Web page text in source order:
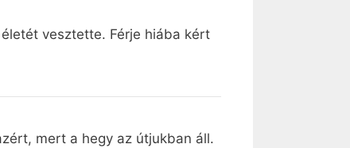
vesztette. Férje hiába kért
mert a hegy az útjukban áll.